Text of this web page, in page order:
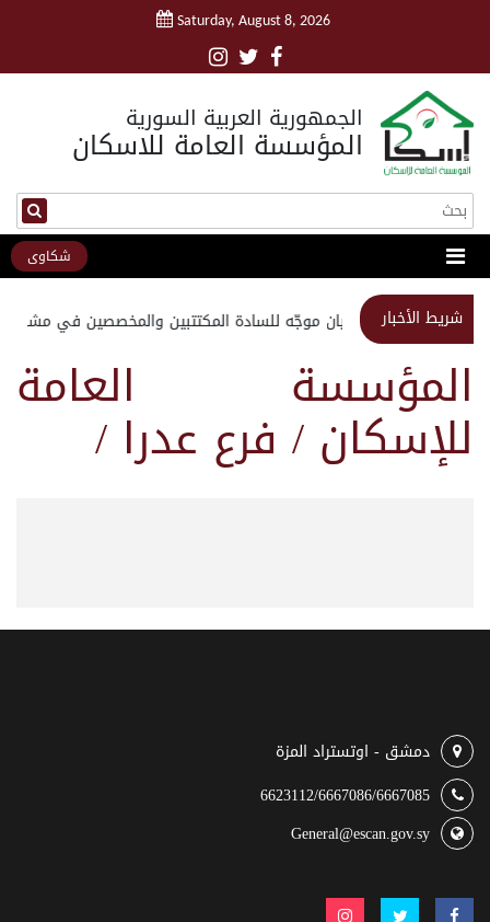
Saturday, August 8, 2026
الجمهورية العربية السورية
المؤسسة العامة للاسكان
شكاوى
شريط الأخبار استبيان موجّه للسادة المكتتبين والمخصصين في
المؤسسة العامة
للإسكان / فرع عدرا /
دمشق - اوتستراد المزة
6623112/6667086/6667085
General@escan.gov.sy